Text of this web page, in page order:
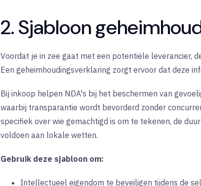
2. Sjabloon
Voordat je in zee gaat met een potentiële leverancier,
Een geheimhoudingsverklaring zorgt ervoor dat deze
Bij inkoop helpen NDA's bij het beschermen van
waarbij transparantie wordt bevorderd zonder
specifiek over wie gemachtigd is om te tekenen, de
voldoen aan lokale wetten.
Gebruik deze sjabloon om:
Intellectueel eigendom te beveiligen tijdens de